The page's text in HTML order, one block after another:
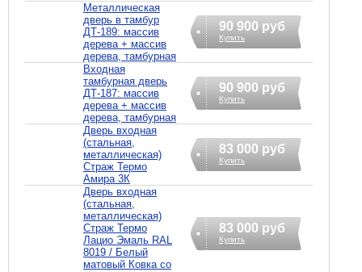
Металлическая
дверь в тамбур
ДТ-189: массив
дерева + массив
дерева, тамбурная
90 900 руб
Купить
Входная
тамбурная дверь
ДТ-187: массив
дерева + массив
дерева, тамбурная
90 900 руб
Купить
Дверь входная
(стальная,
металлическая)
Страж Термо
Амира 3К
83 000 руб
Купить
Дверь входная
(стальная,
металлическая)
Страж Термо
Лацио Эмаль RAL
8019 / Белый
матовый Ковка со
83 000 руб
Купить